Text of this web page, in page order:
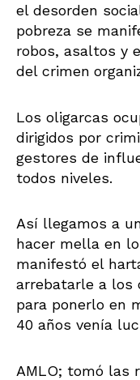
el desorden
pobreza se
robos, asaltos y
del crimen
Los oligarcas
dirigidos por
gestores de
todos niveles.
Así llegamos a
hacer mella en
manifestó el
arrebatarle a los
para ponerlo en
40 años venía
AMLO; tomó las